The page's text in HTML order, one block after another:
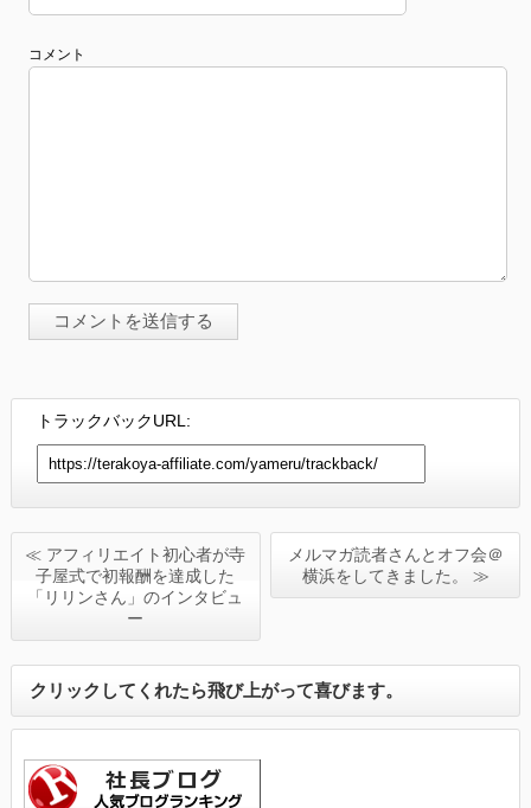
コメント
トラックバックURL:
≪ アフィリエイト初心者が寺
子屋式で初報酬を達成した
「リリンさん」のインタビュ
ー
メルマガ読者さんとオフ会＠
横浜をしてきました。 ≫
クリックしてくれたら飛び上がって喜びます。